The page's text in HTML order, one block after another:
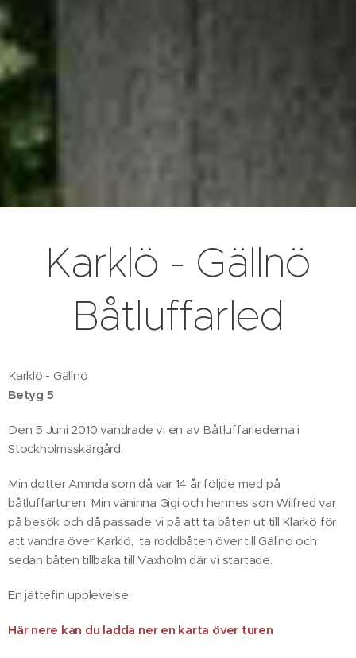
Karklö - Gällnö
Båtluffarled
Karklö - Gällnö
Betyg 5
Den 5 Juni 2010 vandrade vi en av Båtluffarlederna i
Stockholmsskärgård.
Min dotter Amnda som då var 14 år följde med på
båtluffarturen. Min väninna Gigi och hennes son Wilfred var
på besök och då passade vi på att ta båten ut till Klarkö för
att vandra över Karklö, ta roddbåten över till Gällno och
sedan båten tillbaka till Vaxholm där vi startade.
En jättefin upplevelse.
Här nere kan du ladda ner en karta över turen